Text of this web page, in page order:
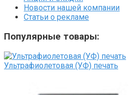
Новости нашей компании
Статьи о рекламе
Популярные товары:
Ультрафиолетовая (УФ) печать